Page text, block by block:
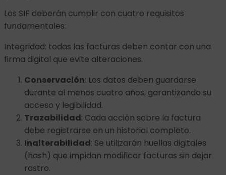
Los SIF deberán cumplir con cuatro requisitos
fundamentales:
Integridad: todas las facturas deben contar con una
firma digital que evite alteraciones.
Conservación: Los datos deben guardarse
durante al menos cuatro años, garantizando su
acceso y legibilidad.
Trazabilidad: Cada acción sobre la factura
debe registrarse en un historial completo.
Inalterabilidad: Se utilizarán huellas digitales
(hash) que impidan modificar facturas sin dejar
rastro.